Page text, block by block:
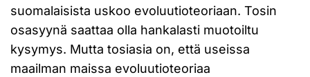
suomalaisista uskoo evoluutioteoriaan. Tosin
osasyynä saattaa olla hankalasti muotoiltu
kysymys. Mutta tosiasia on, että useissa
maailman maissa evoluutioteoriaa